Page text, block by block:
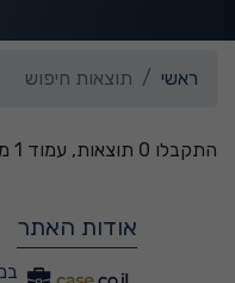
ראשי תוצאות חיפוש
התקבלו 0 תוצאות, עמוד 1 מ-0 עמודים
אודות האתר